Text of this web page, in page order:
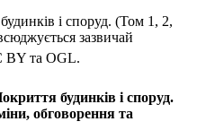
і споруд. (Том 1, 2,
зазвичай
BY та OGL.
будинків і споруд.
обговорення та